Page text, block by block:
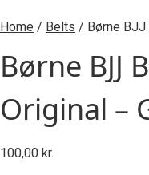
Home / Belts / Børne
Børne BJJ
Original –
100,00 kr.